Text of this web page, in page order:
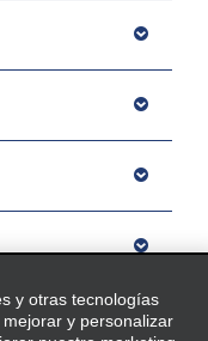
y otras tecnologías
y personalizar